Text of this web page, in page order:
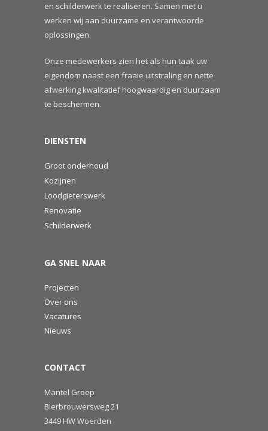
en schilderwerk te realiseren. Samen met u
werken wij aan duurzame en verantwoorde
oplossingen.
Onze medewerkers zien het als hun taak uw
eigendom naast een fraaie uitstraling en nette
afwerking kwalitatief hoogwaardig en duurzaam
te beschermen.
DIENSTEN
Groot onderhoud
Kozijnen
Loodgieterswerk
Renovatie
Schilderwerk
GA SNEL NAAR
Projecten
Over ons
Vacatures
Nieuws
CONTACT
Mantel Groep
Bierbrouwersweg 21
3449 HW Woerden